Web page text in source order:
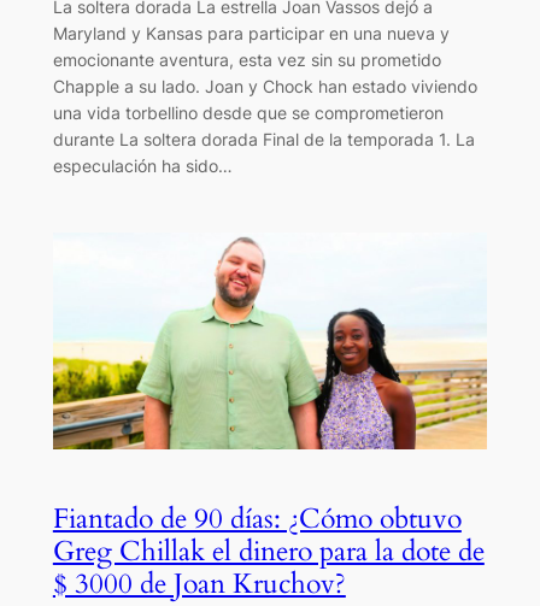
La soltera dorada La estrella Joan Vassos dejó a
Maryland y Kansas para participar en una nueva y
emocionante aventura, esta vez sin su prometido
Chapple a su lado. Joan y Chock han estado viviendo
una vida torbellino desde que se comprometieron
durante La soltera dorada Final de la temporada 1. La
especulación ha sido…
Fiantado de 90 días: ¿Cómo obtuvo
Greg Chillak el dinero para la dote de
$ 3000 de Joan Kruchov?